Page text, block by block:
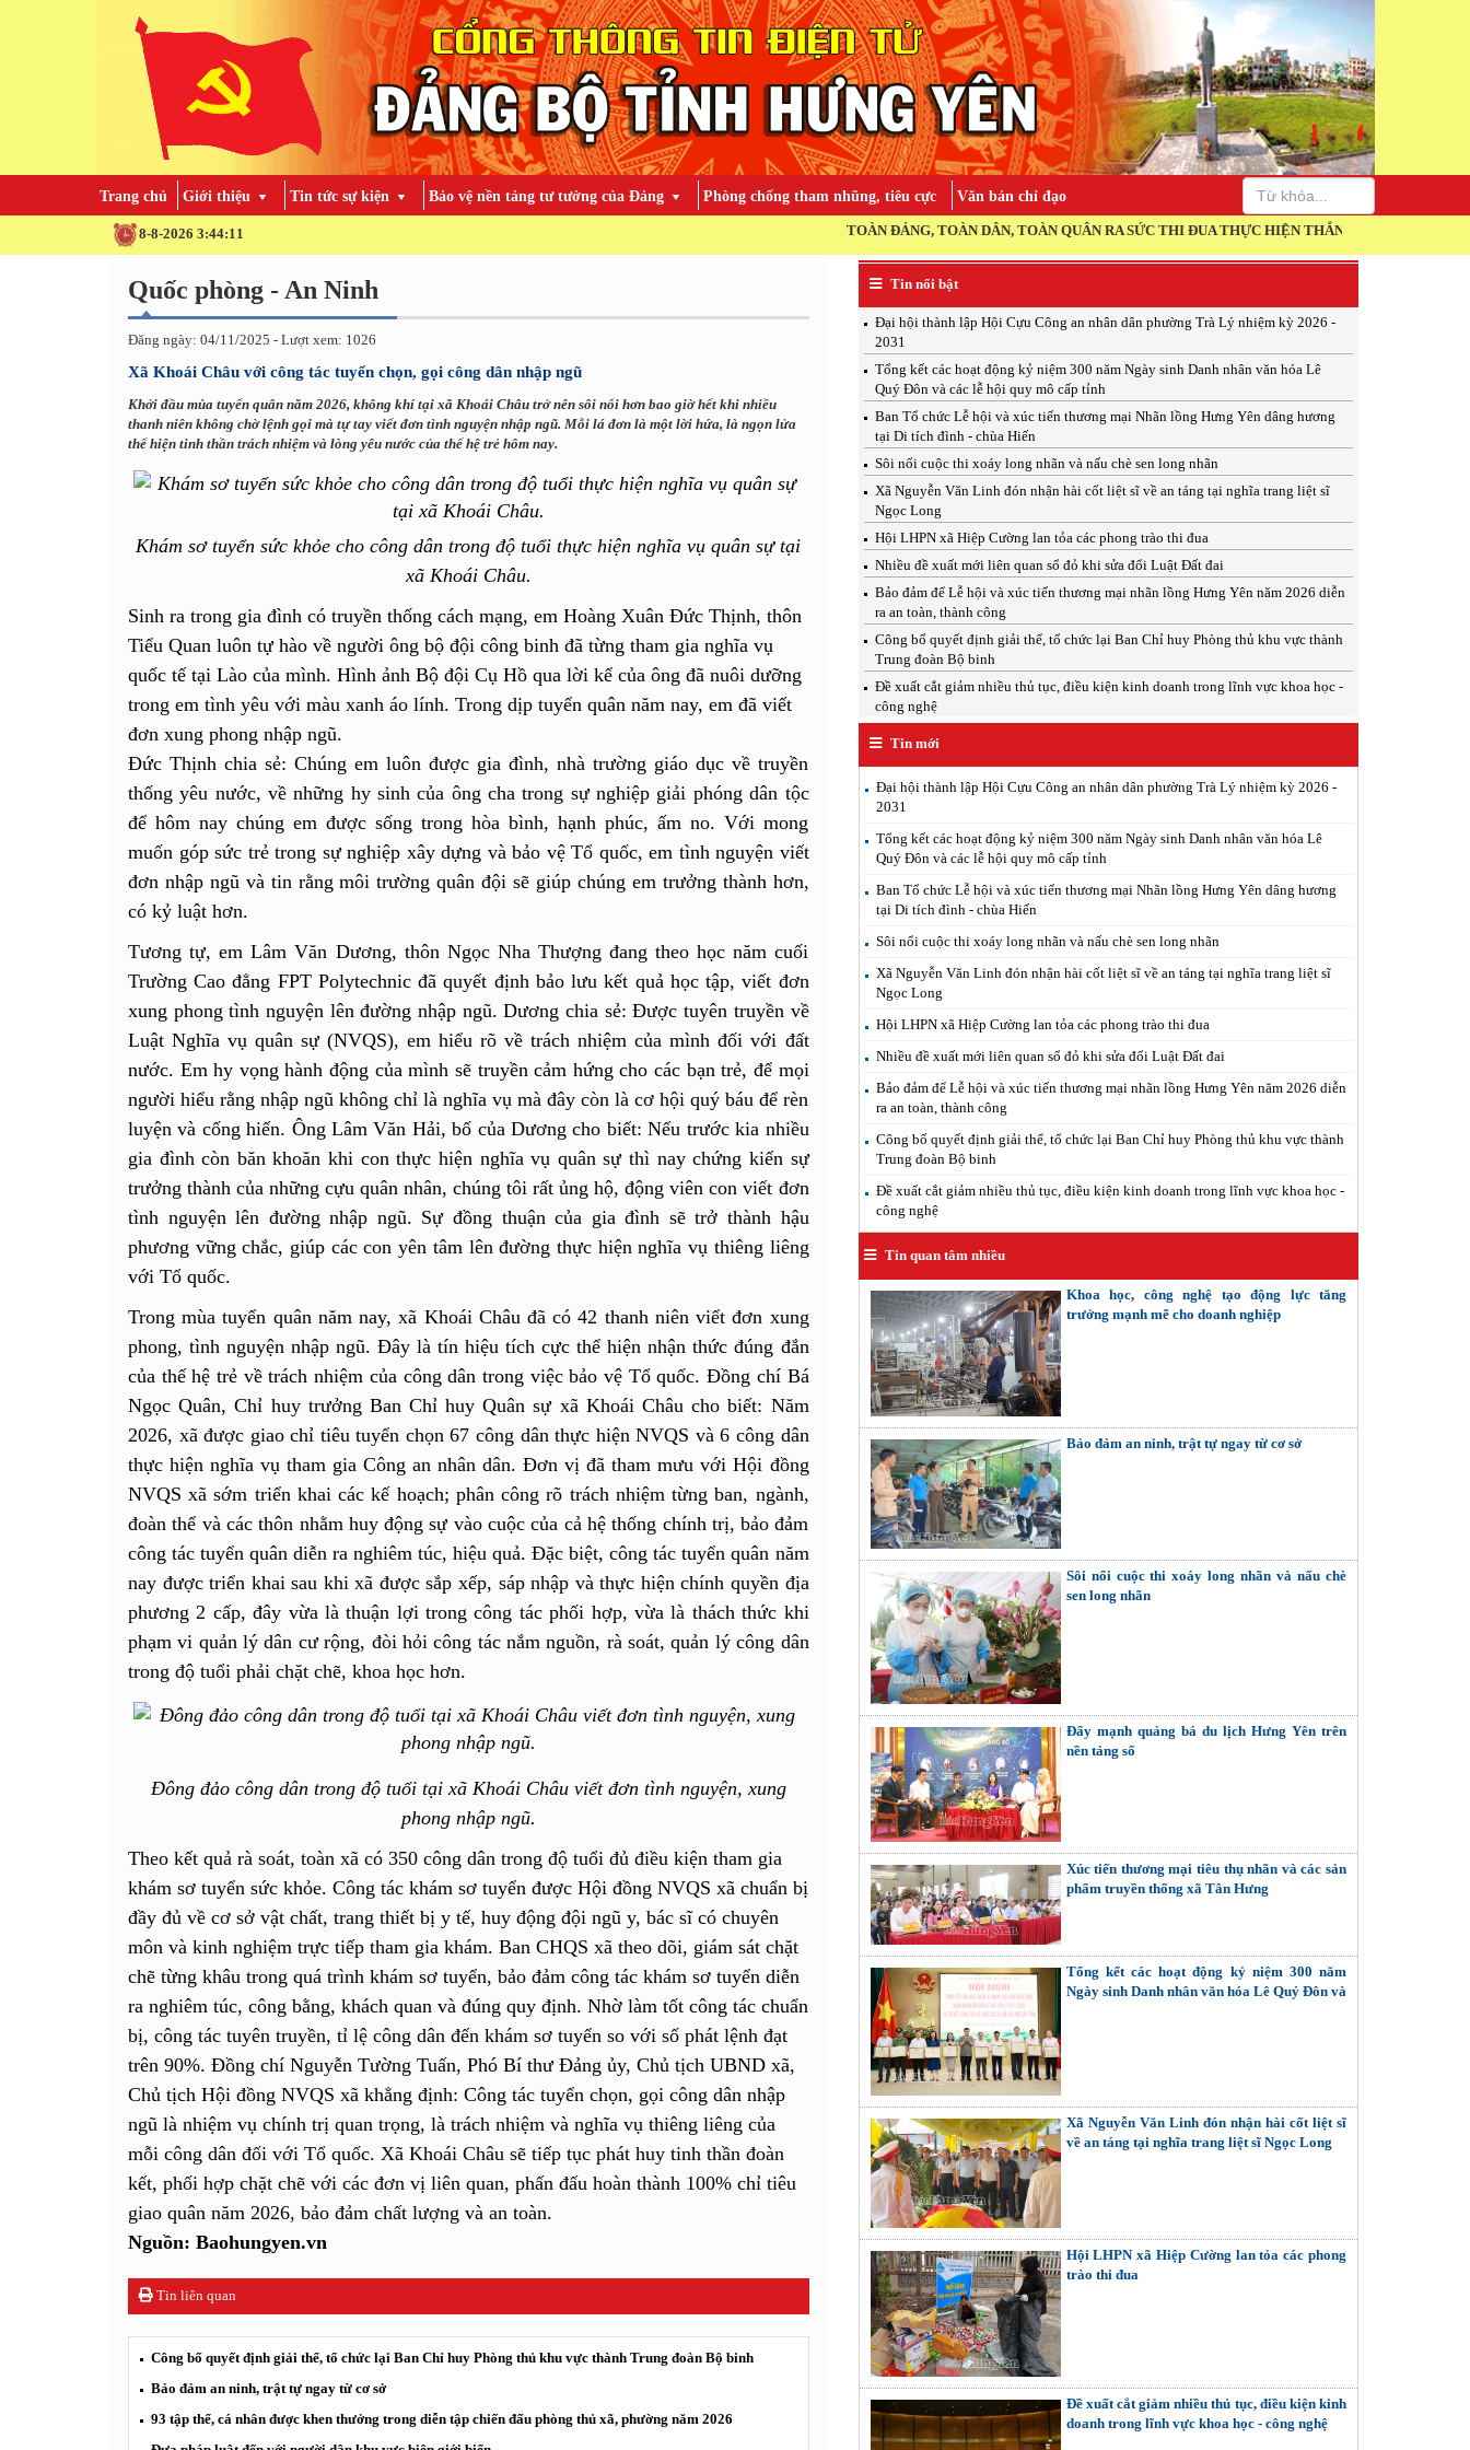
Trang chủ Giới thiệu Tin tức sự kiện Bảo vệ nền tảng tư tưởng của Đảng Phòng chống tham nhũng, tiêu cực Văn bản chỉ đạo
8-8-2026 3:44:12 TOÀN ĐẢNG, TOÀN DÂN, TOÀN QUÂN RA SỨC THI ĐUA THỰC HIỆN THẮNG LỢI NGHỊ QUYẾT ĐẠI
Quốc phòng - An Ninh
Đăng ngày: 04/11/2025 - Lượt xem: 1026
Xã Khoái Châu với công tác tuyển chọn, gọi công dân nhập ngũ
Khởi đầu mùa tuyển quân năm 2026, không khí tại xã Khoái Châu trở nên sôi nổi hơn bao giờ hết khi nhiều
thanh niên không chờ lệnh gọi mà tự tay viết đơn tình nguyện nhập ngũ. Mỗi lá đơn là một lời hứa, là ngọn lửa
thể hiện tinh thần trách nhiệm và lòng yêu nước của thế hệ trẻ hôm nay.
Khám sơ tuyển sức khỏe cho công dân trong độ tuổi thực hiện nghĩa vụ quân sự tại
xã Khoái Châu.
Sinh ra trong gia đình có truyền thống cách mạng, em Hoàng Xuân Đức Thịnh, thôn
Tiểu Quan luôn tự hào về người ông bộ đội công binh đã từng tham gia nghĩa vụ
quốc tế tại Lào của mình. Hình ảnh Bộ đội Cụ Hồ qua lời kể của ông đã nuôi dưỡng
trong em tình yêu với màu xanh áo lính. Trong dịp tuyển quân năm nay, em đã viết
đơn xung phong nhập ngũ.
Đức Thịnh chia sẻ: Chúng em luôn được gia đình, nhà trường giáo dục về truyền
thống yêu nước, về những hy sinh của ông cha trong sự nghiệp giải phóng dân tộc
để hôm nay chúng em được sống trong hòa bình, hạnh phúc, ấm no. Với mong
muốn góp sức trẻ trong sự nghiệp xây dựng và bảo vệ Tổ quốc, em tình nguyện viết
đơn nhập ngũ và tin rằng môi trường quân đội sẽ giúp chúng em trưởng thành hơn,
có kỷ luật hơn.
Tương tự, em Lâm Văn Dương, thôn Ngọc Nha Thượng đang theo học năm cuối
Trường Cao đẳng FPT Polytechnic đã quyết định bảo lưu kết quả học tập, viết đơn
xung phong tình nguyện lên đường nhập ngũ. Dương chia sẻ: Được tuyên truyền về
Luật Nghĩa vụ quân sự (NVQS), em hiểu rõ về trách nhiệm của mình đối với đất
nước. Em hy vọng hành động của mình sẽ truyền cảm hứng cho các bạn trẻ, để mọi
người hiểu rằng nhập ngũ không chỉ là nghĩa vụ mà đây còn là cơ hội quý báu để rèn
luyện và cống hiến. Ông Lâm Văn Hải, bố của Dương cho biết: Nếu trước kia nhiều
gia đình còn băn khoăn khi con thực hiện nghĩa vụ quân sự thì nay chứng kiến sự
trưởng thành của những cựu quân nhân, chúng tôi rất ủng hộ, động viên con viết đơn
tình nguyện lên đường nhập ngũ. Sự đồng thuận của gia đình sẽ trở thành hậu
phương vững chắc, giúp các con yên tâm lên đường thực hiện nghĩa vụ thiêng liêng
với Tổ quốc.
Trong mùa tuyển quân năm nay, xã Khoái Châu đã có 42 thanh niên viết đơn xung
phong, tình nguyện nhập ngũ. Đây là tín hiệu tích cực thể hiện nhận thức đúng đắn
của thế hệ trẻ về trách nhiệm của công dân trong việc bảo vệ Tổ quốc. Đồng chí Bá
Ngọc Quân, Chỉ huy trưởng Ban Chỉ huy Quân sự xã Khoái Châu cho biết: Năm
2026, xã được giao chỉ tiêu tuyển chọn 67 công dân thực hiện NVQS và 6 công dân
thực hiện nghĩa vụ tham gia Công an nhân dân. Đơn vị đã tham mưu với Hội đồng
NVQS xã sớm triển khai các kế hoạch; phân công rõ trách nhiệm từng ban, ngành,
đoàn thể và các thôn nhằm huy động sự vào cuộc của cả hệ thống chính trị, bảo đảm
công tác tuyển quân diễn ra nghiêm túc, hiệu quả. Đặc biệt, công tác tuyển quân năm
nay được triển khai sau khi xã được sắp xếp, sáp nhập và thực hiện chính quyền địa
phương 2 cấp, đây vừa là thuận lợi trong công tác phối hợp, vừa là thách thức khi
phạm vi quản lý dân cư rộng, đòi hỏi công tác nắm nguồn, rà soát, quản lý công dân
trong độ tuổi phải chặt chẽ, khoa học hơn.
Đông đảo công dân trong độ tuổi tại xã Khoái Châu viết đơn tình nguyện, xung
phong nhập ngũ.
Theo kết quả rà soát, toàn xã có 350 công dân trong độ tuổi đủ điều kiện tham gia
khám sơ tuyển sức khỏe. Công tác khám sơ tuyển được Hội đồng NVQS xã chuẩn bị
đầy đủ về cơ sở vật chất, trang thiết bị y tế, huy động đội ngũ y, bác sĩ có chuyên
môn và kinh nghiệm trực tiếp tham gia khám. Ban CHQS xã theo dõi, giám sát chặt
chẽ từng khâu trong quá trình khám sơ tuyển, bảo đảm công tác khám sơ tuyển diễn
ra nghiêm túc, công bằng, khách quan và đúng quy định. Nhờ làm tốt công tác chuẩn
bị, công tác tuyên truyền, tỉ lệ công dân đến khám sơ tuyển so với số phát lệnh đạt
trên 90%. Đồng chí Nguyễn Tường Tuấn, Phó Bí thư Đảng ủy, Chủ tịch UBND xã,
Chủ tịch Hội đồng NVQS xã khẳng định: Công tác tuyển chọn, gọi công dân nhập
ngũ là nhiệm vụ chính trị quan trọng, là trách nhiệm và nghĩa vụ thiêng liêng của
mỗi công dân đối với Tổ quốc. Xã Khoái Châu sẽ tiếp tục phát huy tinh thần đoàn
kết, phối hợp chặt chẽ với các đơn vị liên quan, phấn đấu hoàn thành 100% chỉ tiêu
giao quân năm 2026, bảo đảm chất lượng và an toàn.
Nguồn: Baohungyen.vn
Tin liên quan
Công bố quyết định giải thể, tổ chức lại Ban Chỉ huy Phòng thủ khu vực thành Trung đoàn Bộ binh
Bảo đảm an ninh, trật tự ngay từ cơ sở
93 tập thể, cá nhân được khen thưởng trong diễn tập chiến đấu phòng thủ xã, phường năm 2026
Tin nổi bật
Đại hội thành lập Hội Cựu Công an nhân dân phường Trà Lý nhiệm kỳ 2026 -
2031
Tổng kết các hoạt động kỷ niệm 300 năm Ngày sinh Danh nhân văn hóa Lê
Quý Đôn và các lễ hội quy mô cấp tỉnh
Ban Tổ chức Lễ hội và xúc tiến thương mại Nhãn lồng Hưng Yên dâng hương
tại Di tích đình - chùa Hiến
Sôi nổi cuộc thi xoáy long nhãn và nấu chè sen long nhãn
Xã Nguyễn Văn Linh đón nhận hài cốt liệt sĩ về an táng tại nghĩa trang liệt sĩ
Ngọc Long
Hội LHPN xã Hiệp Cường lan tỏa các phong trào thi đua
Nhiều đề xuất mới liên quan sổ đỏ khi sửa đổi Luật Đất đai
Bảo đảm để Lễ hội và xúc tiến thương mại nhãn lồng Hưng Yên năm 2026 diễn
ra an toàn, thành công
Công bố quyết định giải thể, tổ chức lại Ban Chỉ huy Phòng thủ khu vực thành
Trung đoàn Bộ binh
Đề xuất cắt giảm nhiều thủ tục, điều kiện kinh doanh trong lĩnh vực khoa học -
công nghệ
Tin mới
Đại hội thành lập Hội Cựu Công an nhân dân phường Trà Lý nhiệm kỳ 2026 -
2031
Tổng kết các hoạt động kỷ niệm 300 năm Ngày sinh Danh nhân văn hóa Lê
Quý Đôn và các lễ hội quy mô cấp tỉnh
Ban Tổ chức Lễ hội và xúc tiến thương mại Nhãn lồng Hưng Yên dâng hương
tại Di tích đình - chùa Hiến
Sôi nổi cuộc thi xoáy long nhãn và nấu chè sen long nhãn
Xã Nguyễn Văn Linh đón nhận hài cốt liệt sĩ về an táng tại nghĩa trang liệt sĩ
Ngọc Long
Hội LHPN xã Hiệp Cường lan tỏa các phong trào thi đua
Nhiều đề xuất mới liên quan sổ đỏ khi sửa đổi Luật Đất đai
Bảo đảm để Lễ hội và xúc tiến thương mại nhãn lồng Hưng Yên năm 2026 diễn
ra an toàn, thành công
Công bố quyết định giải thể, tổ chức lại Ban Chỉ huy Phòng thủ khu vực thành
Trung đoàn Bộ binh
Đề xuất cắt giảm nhiều thủ tục, điều kiện kinh doanh trong lĩnh vực khoa học -
công nghệ
Tin quan tâm nhiều
Khoa học, công nghệ tạo động lực tăng
trưởng mạnh mẽ cho doanh nghiệp
Bảo đảm an ninh, trật tự ngay từ cơ sở
Sôi nổi cuộc thi xoáy long nhãn và nấu chè
sen long nhãn
Đẩy mạnh quảng bá du lịch Hưng Yên trên
nền tảng số
Xúc tiến thương mại tiêu thụ nhãn và các sản
phẩm truyền thống xã Tân Hưng
Tổng kết các hoạt động kỷ niệm 300 năm
Ngày sinh Danh nhân văn hóa Lê Quý Đôn và
Xã Nguyễn Văn Linh đón nhận hài cốt liệt sĩ
về an táng tại nghĩa trang liệt sĩ Ngọc Long
Hội LHPN xã Hiệp Cường lan tỏa các phong
trào thi đua
Đề xuất cắt giảm nhiều thủ tục, điều kiện kinh
doanh trong lĩnh vực khoa học - công nghệ